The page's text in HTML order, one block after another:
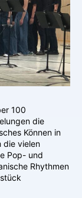
100
die
Können in
die vielen
Pop- und
Rhythmen